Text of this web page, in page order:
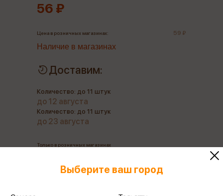
56 ₽
Цена в розничных магазинах: 59 ₽
Наличие в магазинах
Доставим:
Количество: до 11 штук
до 12 августа
Количество: до 11 штук
до 23 августа
Только в розничных магазинах
Выберите ваш город